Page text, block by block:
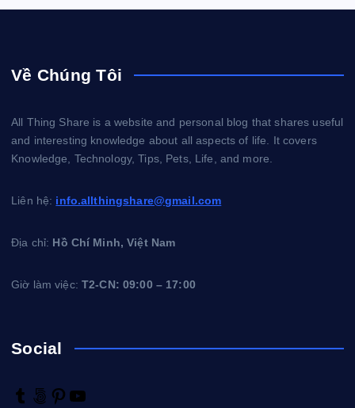
Về Chúng Tôi
All Thing Share is a website and personal blog that shares useful
and interesting knowledge about all aspects of life. It covers
Knowledge, Technology, Tips, Pets, Life, and more.
Liên hệ: info.allthingshare@gmail.com
Địa chỉ: Hồ Chí Minh, Việt Nam
Giờ làm việc:T2-CN: 09:00 – 17:00
Social
T
5
P